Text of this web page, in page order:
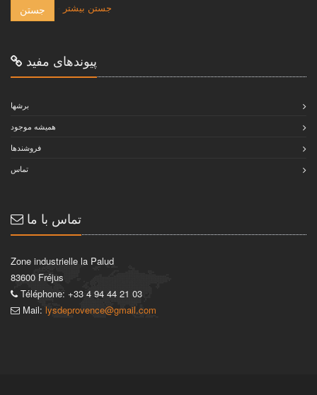
جستن جستن بيشتر
پيوندهاى مفيد
برشها
هميشه موجود
فروشندها
تماس
تماس با ما
Zone industrielle la Palud
83600 Fréjus
Téléphone: +33 4 94 44 21 03
Mail: lysdeprovence@gmail.com